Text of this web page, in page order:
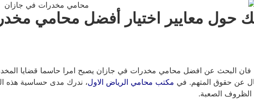
حول معايير اختيار أفضل محامي
البحث عن افضل محامي مخدرات في جازان يصبح امرا حاسما قضايا
عن حقوق المتهم. في مكتب محامي الرياض الاول، ندرك مدى حساسية هذه
الصعبة.